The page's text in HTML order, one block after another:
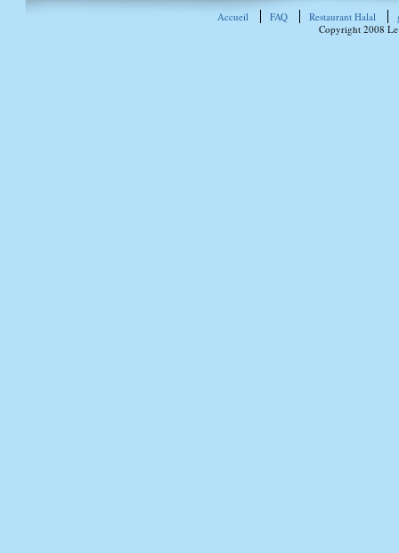
Accueil FAQ Restaurant Halal
Copyright 2008